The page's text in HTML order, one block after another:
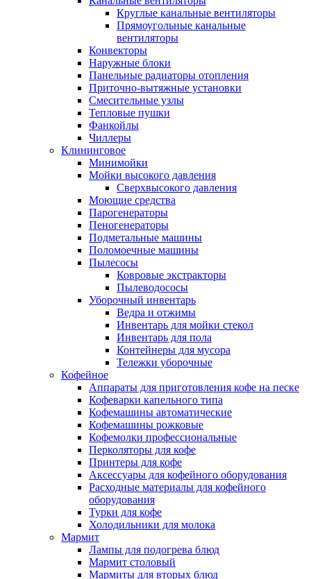
Круглые канальные вентиляторы
Прямоугольные канальные
вентиляторы
Конвекторы
Наружные блоки
Панельные радиаторы отопления
Приточно-вытяжные установки
Смесительные узлы
Тепловые пушки
Фанкойлы
Чиллеры
Клининговое
Минимойки
Мойки высокого давления
Сверхвысокого давления
Моющие средства
Парогенераторы
Пеногенераторы
Подметальные машины
Поломоечные машины
Пылесосы
Ковровые экстракторы
Пылеводососы
Уборочный инвентарь
Ведра и отжимы
Инвентарь для мойки стекол
Инвентарь для пола
Контейнеры для мусора
Тележки уборочные
Кофейное
Аппараты для приготовления кофе на песке
Кофеварки капельного типа
Кофемашины автоматические
Кофемашины рожковые
Кофемолки профессиональные
Перколяторы для кофе
Принтеры для кофе
Аксессуары для кофейного оборудования
Расходные материалы для кофейного
оборудования
Турки для кофе
Холодильники для молока
Мармит
Лампы для подогрева блюд
Мармит столовый
Мармиты для вторых блюд